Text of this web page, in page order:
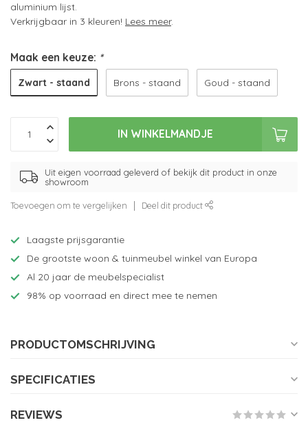
aluminium lijst.
Verkrijgbaar in 3 kleuren! Lees meer.
Maak een keuze: *
Zwart - staand Brons - staand Goud - staand
IN WINKELMANDJE
Uit eigen voorraad geleverd of bekijk dit product in onze
showroom
Toevoegen om te vergelijken Deel dit product
Laagste prijsgarantie
De grootste woon & tuinmeubel winkel van Europa
Al 20 jaar de meubelspecialist
98% op voorraad en direct mee te nemen
PRODUCTOMSCHRIJVING
SPECIFICATIES
REVIEWS